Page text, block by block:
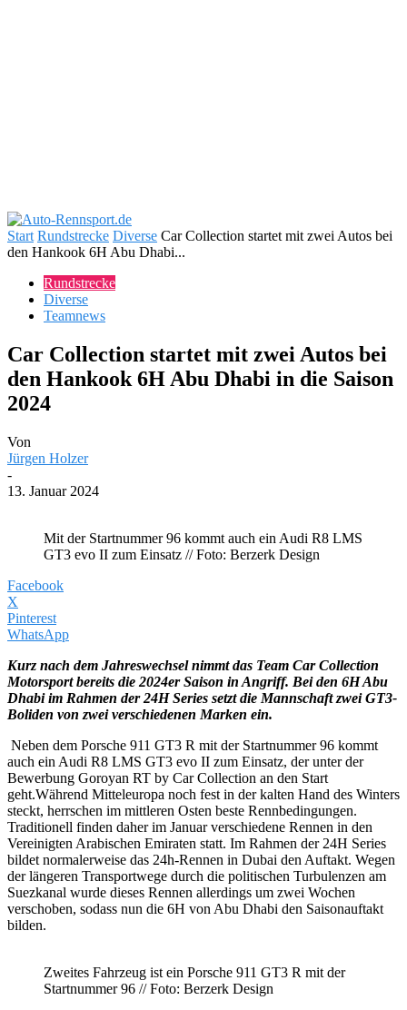
Start Rundstrecke Diverse Car Collection startet mit zwei Autos bei
den Hankook 6H Abu Dhabi...
Rundstrecke
Diverse
Teamnews
Car Collection startet mit zwei Autos bei
den Hankook 6H Abu Dhabi in die Saison
2024
Von
Jürgen Holzer
-
13. Januar 2024
Mit der Startnummer 96 kommt auch ein Audi R8 LMS
GT3 evo II zum Einsatz // Foto: Berzerk Design
Facebook
X
Pinterest
WhatsApp
Kurz nach dem Jahreswechsel nimmt das Team Car Collection
Motorsport bereits die 2024er Saison in Angriff. Bei den 6H Abu
Dhabi im Rahmen der 24H Series setzt die Mannschaft zwei GT3-
Boliden von zwei verschiedenen Marken ein.
Neben dem Porsche 911 GT3 R mit der Startnummer 96 kommt
auch ein Audi R8 LMS GT3 evo II zum Einsatz, der unter der
Bewerbung Goroyan RT by Car Collection an den Start
geht.Während Mitteleuropa noch fest in der kalten Hand des Winters
steckt, herrschen im mittleren Osten beste Rennbedingungen.
Traditionell finden daher im Januar verschiedene Rennen in den
Vereinigten Arabischen Emiraten statt. Im Rahmen der 24H Series
bildet normalerweise das 24h-Rennen in Dubai den Auftakt. Wegen
der längeren Transportwege durch die politischen Turbulenzen am
Suezkanal wurde dieses Rennen allerdings um zwei Wochen
verschoben, sodass nun die 6H von Abu Dhabi den Saisonauftakt
bilden.
Zweites Fahrzeug ist ein Porsche 911 GT3 R mit der
Startnummer 96 // Foto: Berzerk Design